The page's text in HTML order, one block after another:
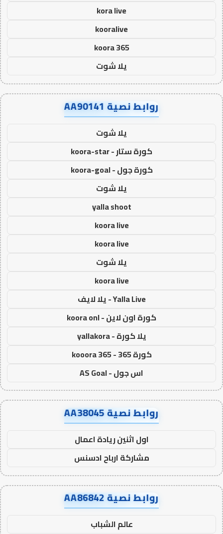
kora live
kooralive
koora 365
يلا شوت
روابط نصية AA90141
يلا شوت
كورة ستار - koora-star
كورة جول - koora-goal
يلا شوت
yalla shoot
koora live
koora live
يلا شوت
koora live
Yalla Live - يلا لايف
كورة اون لاين - koora onl
يلا كورة - yallakora
كورة 365 - kooora 365
اس جول - AS Goal
روابط نصية AA38045
اول اثنين ريادة اعمال
مشاركة ارباح ادسنس
روابط نصية AA86842
عالم الشباب